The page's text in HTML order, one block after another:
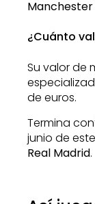
¿Cuánto
Su valor de
de euros.
Termina
junio de
Real Madrid.